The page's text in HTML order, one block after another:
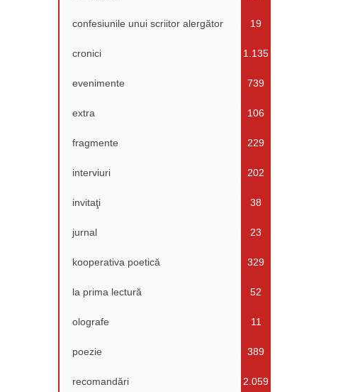
confesiunile unui scriitor alergător 19
cronici 1.135
evenimente 739
extra 106
fragmente 229
interviuri 202
invitaţi 38
jurnal 23
kooperativa poetică 329
la prima lectură 52
olografe 11
poezie 389
recomandări 2.059